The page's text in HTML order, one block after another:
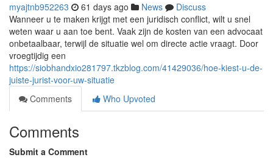
myajtnb952263 61 days ago News
Discuss
Wanneer u te maken krijgt met een juridisch conflict, wilt u snel
weten waar u aan toe bent. Vaak zijn de kosten van een advocaat
onbetaalbaar, terwijl de situatie wel om directe actie vraagt. Door
vroegtijdig een
https://siobhandxio281797.tkzblog.com/41429036/hoe-kiest-u-de-
juiste-jurist-voor-uw-situatie
Comments
Who Upvoted
Comments
Submit a Comment